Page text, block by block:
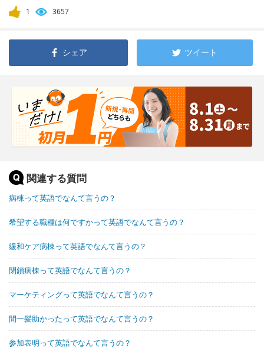
1 3657
シェア ツイート
関連する質問
病棟って英語でなんて言うの？
希望する職種は何ですかって英語でなんて言うの？
緩和ケア病棟って英語でなんて言うの？
閉鎖病棟って英語でなんて言うの？
マーケティングって英語でなんて言うの？
間一髪助かったって英語でなんて言うの？
参加表明って英語でなんて言うの？